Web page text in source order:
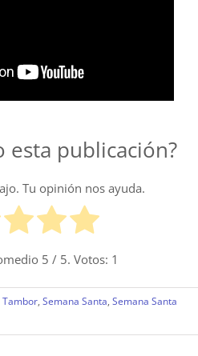
esta publicación?
Tu opinión nos ayuda.
5 / 5. Votos: 1
Tambor, Semana Santa, Semana Santa